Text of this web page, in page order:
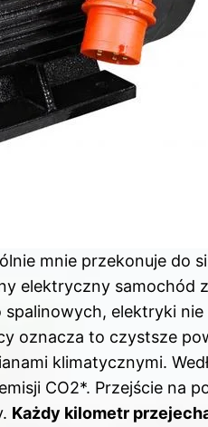
mnie przekonuje do
elektryczny samochód
elektryki
oznacza to czystsze
klimatycznymi.
CO2*. Przejście na
Każdy kilometr